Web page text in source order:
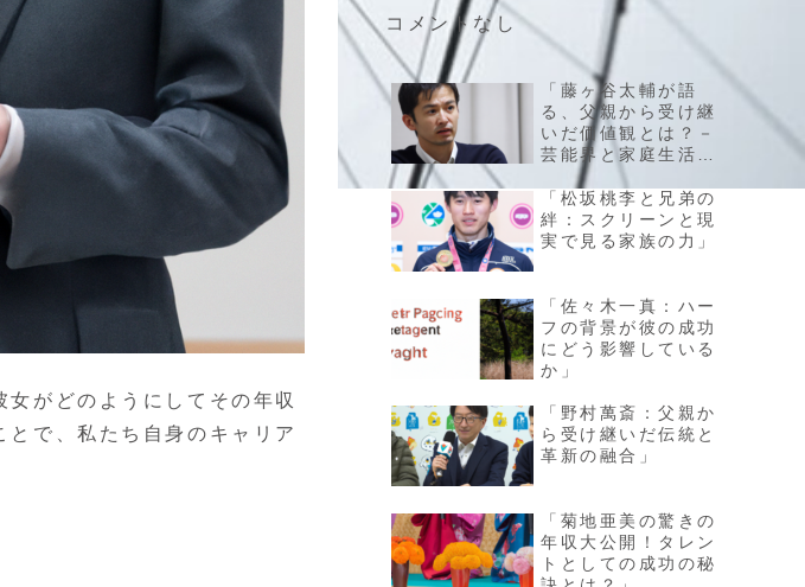
がどのようにしてその年収
で、私たち自身のキャリア
コメントなし
「藤ヶ谷太輔が語
る、父親から受け継
いだ価値観とは？－
芸能界と家庭生活の
バランスに迫る」
「松坂桃李と兄弟の
絆：スクリーンと現
実で見る家族の力」
「佐々木一真：ハー
フの背景が彼の成功
にどう影響している
か」
「野村萬斎：父親か
ら受け継いだ伝統と
革新の融合」
「菊地亜美の驚きの
年収大公開！タレン
トとしての成功の秘